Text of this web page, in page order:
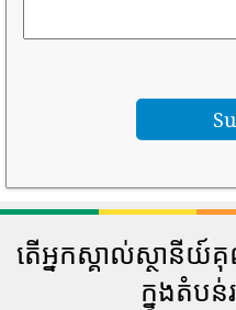
តើអ្នកស្គាល់ស្ថា
ក្នុងតំបន់